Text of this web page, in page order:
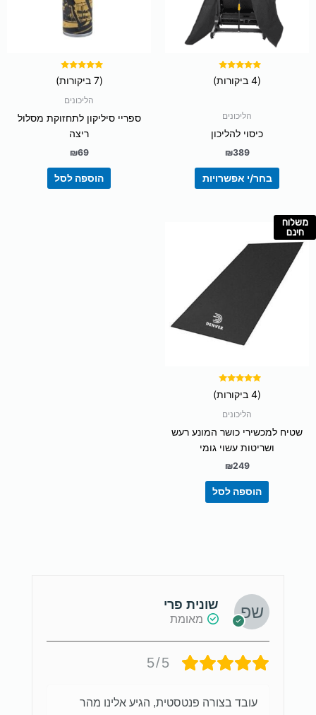
5.00
(4 ביקורות)
הליכונים
כיסוי להליכון
₪389
בחר/י אפשרויות
לבחור
את
האפשרויות
המוצר
5.00
(7 ביקורות)
הליכונים
ספריי סיליקון לתחזוקת מסלול
ריצה
₪69
הוספה לסל
משלוח
חינם
5.00
(4 ביקורות)
הליכונים
שטיח למכשירי כושר המונע רעש
ושריטות עשוי גומי
₪249
הוספה לסל
שונית פרי
מאומת
5/5
עובד בצורה פנטסטית, הגיע אלינו מהר